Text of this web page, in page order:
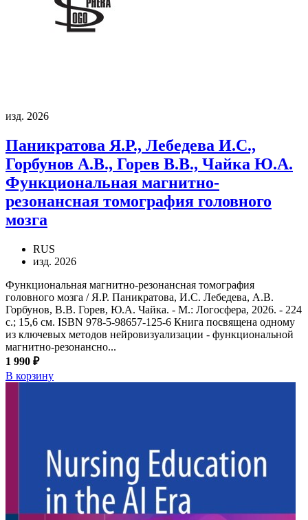
изд. 2026
Паникратова Я.Р., Лебедева И.С.,
Горбунов А.В., Горев В.В., Чайка Ю.А.
Функциональная магнитно-
резонансная томография головного
мозга
RUS
изд. 2026
Функциональная магнитно-резонансная томография
головного мозга / Я.Р. Паникратова, И.С. Лебедева, А.В.
Горбунов, В.В. Горев, Ю.А. Чайка. - М.: Логосфера, 2026. - 224
с.; 15,6 см. ISBN 978-5-98657-125-6 Книга посвящена одному
из ключевых методов нейровизуализации - функциональной
магнитно-резонансно...
1 990 ₽
В корзину